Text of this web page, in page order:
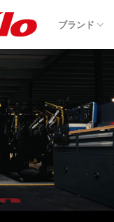
ブランド